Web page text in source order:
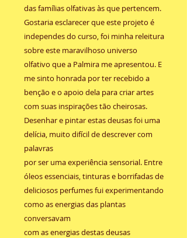
das famílias olfativas às que pertencem.
Gostaria esclarecer que este projeto é
independes do curso, foi minha releitura
sobre este maravilhoso universo
olfativo que a Palmira me apresentou. E
me sinto honrada por ter recebido a
benção e o apoio dela para criar artes
com suas inspirações tão cheirosas.
Desenhar e pintar estas deusas foi uma
delícia, muito difícil de descrever com
palavras
por ser uma experiência sensorial. Entre
óleos essenciais, tinturas e borrifadas de
deliciosos perfumes fui experimentando
como as energias das plantas
conversavam
com as energias destas deusas